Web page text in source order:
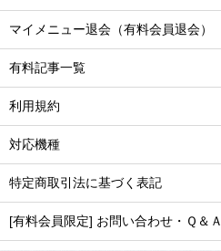
マイメニュー退会（有料会員退会）
有料記事一覧
利用規約
対応機種
特定商取引法に基づく表記
[有料会員限定] お問い合わせ・Ｑ＆Ａ